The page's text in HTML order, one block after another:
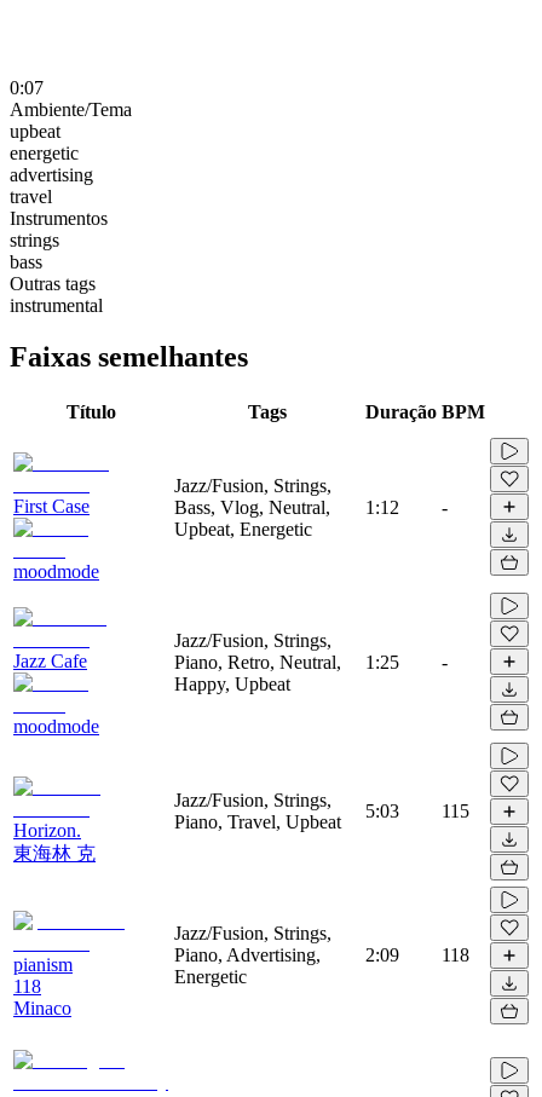
0:07
Ambiente/Tema
upbeat
energetic
advertising
travel
Instrumentos
strings
bass
Outras tags
instrumental
Faixas semelhantes
Título Tags Duração BPM
First Case
moodmode
Jazz/Fusion, Strings,
Bass, Vlog, Neutral,
Upbeat, Energetic
1:12 -
Jazz Cafe
moodmode
Jazz/Fusion, Strings,
Piano, Retro, Neutral,
Happy, Upbeat
1:25 -
Horizon.
東海林 克
Jazz/Fusion, Strings,
Piano, Travel, Upbeat
5:03 115
pianism
118
Minaco
Jazz/Fusion, Strings,
Piano, Advertising,
Energetic
2:09 118